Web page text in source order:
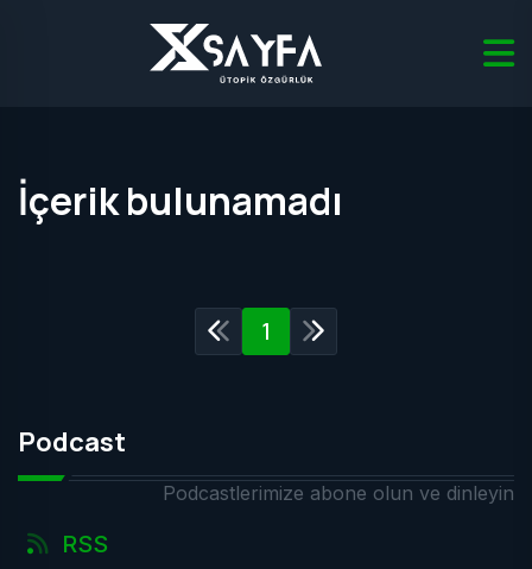
İçerik bulunamadı
1
Podcast
Podcastlerimize abone olun ve dinleyin
RSS